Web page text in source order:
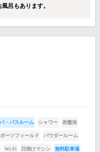
呂もあります。
・バスルーム シャワー 岩盤浴
ポーツフィールド パウダールーム
Wi-Fi 日焼けマシン 無料駐車場